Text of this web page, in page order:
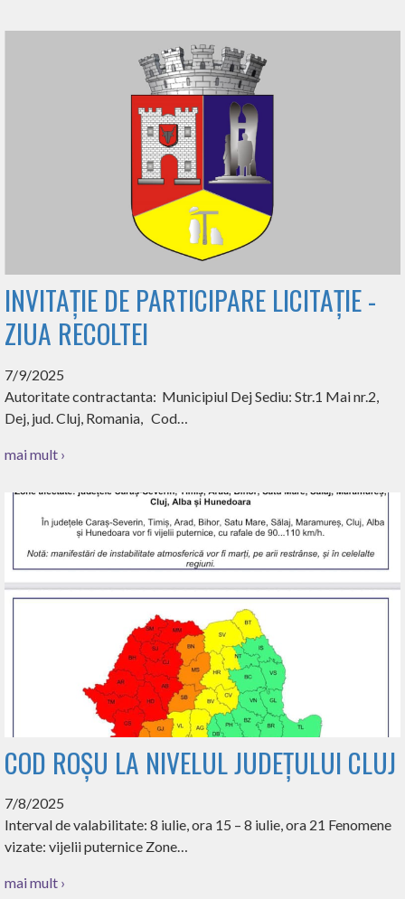
INVITAȚIE DE PARTICIPARE LICITAȚIE -
ZIUA RECOLTEI
7/9/2025
Autoritate contractanta: Municipiul Dej Sediu: Str.1 Mai nr.2,
Dej, jud. Cluj, Romania, Cod…
mai mult ›
COD ROȘU LA NIVELUL JUDEȚULUI CLUJ
7/8/2025
Interval de valabilitate: 8 iulie, ora 15 – 8 iulie, ora 21 Fenomene
vizate: vijelii puternice Zone…
mai mult ›